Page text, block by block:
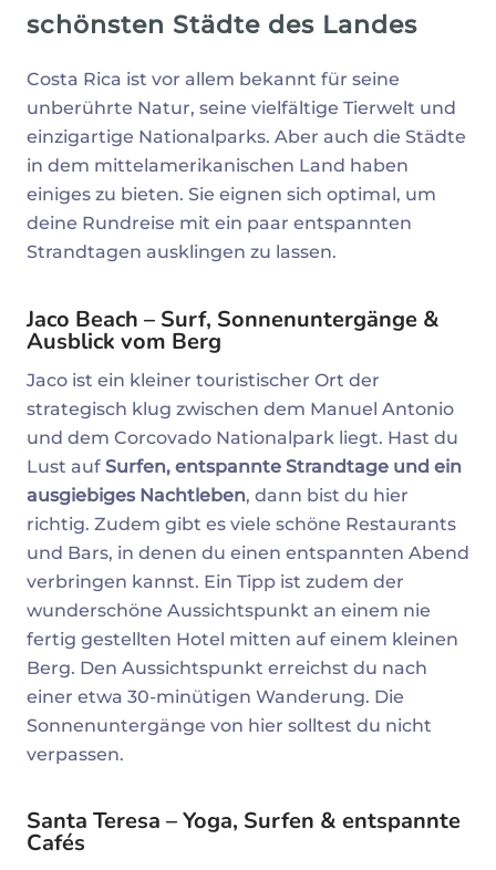
schönsten Städte des Landes
Costa Rica ist vor allem bekannt für seine
unberührte Natur, seine vielfältige Tierwelt und
einzigartige Nationalparks. Aber auch die Städte
in dem mittelamerikanischen Land haben
einiges zu bieten. Sie eignen sich optimal, um
deine Rundreise mit ein paar entspannten
Strandtagen ausklingen zu lassen.
Jaco Beach – Surf, Sonnenuntergänge &
Ausblick vom Berg
Jaco ist ein kleiner touristischer Ort der
strategisch klug zwischen dem Manuel Antonio
und dem Corcovado Nationalpark liegt. Hast du
Lust auf Surfen, entspannte Strandtage und ein
ausgiebiges Nachtleben, dann bist du hier
richtig. Zudem gibt es viele schöne Restaurants
und Bars, in denen du einen entspannten Abend
verbringen kannst. Ein Tipp ist zudem der
wunderschöne Aussichtspunkt an einem nie
fertig gestellten Hotel mitten auf einem kleinen
Berg. Den Aussichtspunkt erreichst du nach
einer etwa 30-minütigen Wanderung. Die
Sonnenuntergänge von hier solltest du nicht
verpassen.
Santa Teresa – Yoga, Surfen & entspannte
Cafés